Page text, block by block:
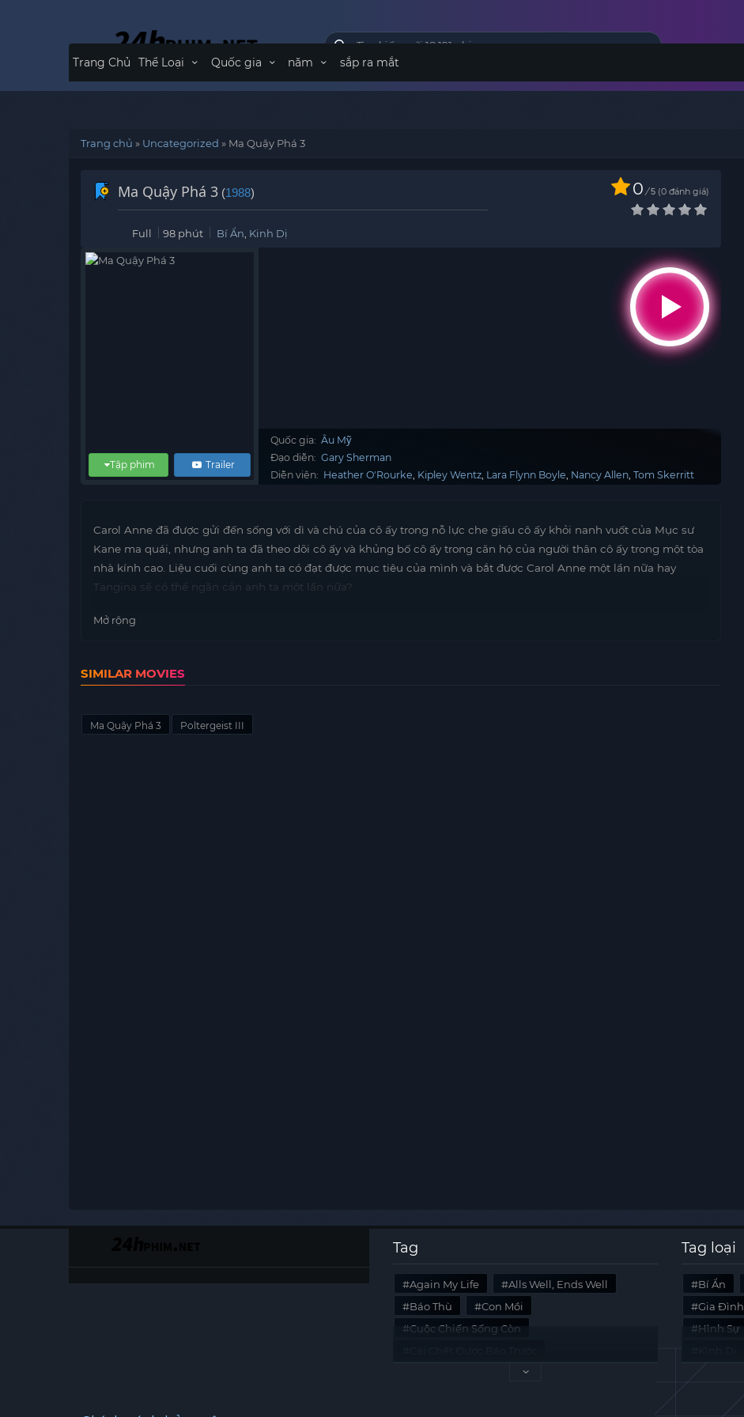
Trang Chủ Thể Loại Quốc gia năm sắp ra mắt
Trang chủ » Uncategorized » Ma Quậy Phá 3
Ma Quậy Phá 3 (1988) 0 / 5 0 đánh giá
Full 98 phút Bí Ẩn Kinh Dị
Trailer
Tập phim
Quốc gia: Âu Mỹ
Đạo diễn: Gary Sherman
Diễn viên: Heather O'Rourke Kipley Wentz Lara Flynn Boyle Nancy Allen Tom Skerritt
Carol Anne đã được gửi đến sống với dì và chú của cô ấy trong nỗ lực che giấu cô ấy khỏi nanh vuốt của Mục sư
Kane ma quái, nhưng anh ta đã theo dõi cô ấy và khủng bố cô ấy trong căn hộ của người thân cô ấy trong một tòa
nhà kính cao. Liệu cuối cùng anh ta có đạt được mục tiêu của mình và bắt được Carol Anne một lần nữa hay
Tangina sẽ có thể ngăn cản anh ta một lần nữa?
Mở rộng
SIMILAR MOVIES
Ma Quậy Phá 3 Poltergeist III
Tag
Again My Life
Alls Well, Ends Well
Báo Thù
Con Mồi
Cuộc Chiến Sống Còn
Last Summer
Tag loại
Bí Ẩn
Gia Đình
Hình Sự
Tài Liệu